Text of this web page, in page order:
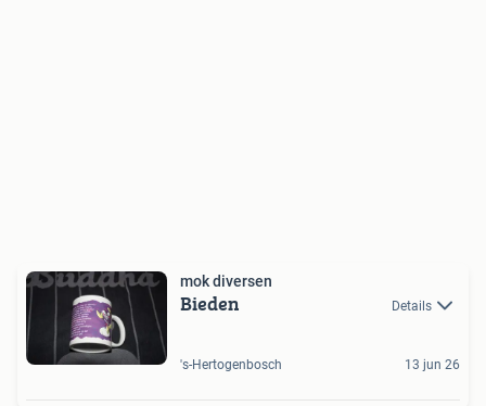
mok diversen
Bieden Details
's-Hertogenbosch 13 jun 26